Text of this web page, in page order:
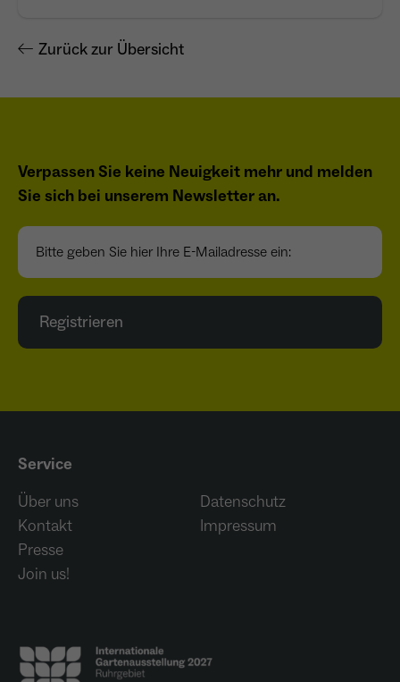
Zurück zur Übersicht
Verpassen Sie keine Neuigkeit mehr und melden
Sie sich bei unserem Newsletter an.
Bitte geben Sie hier Ihre E-Mailadresse ein:
Registrieren
Service
Über uns
Kontakt
Presse
Join us!
Datenschutz
Impressum